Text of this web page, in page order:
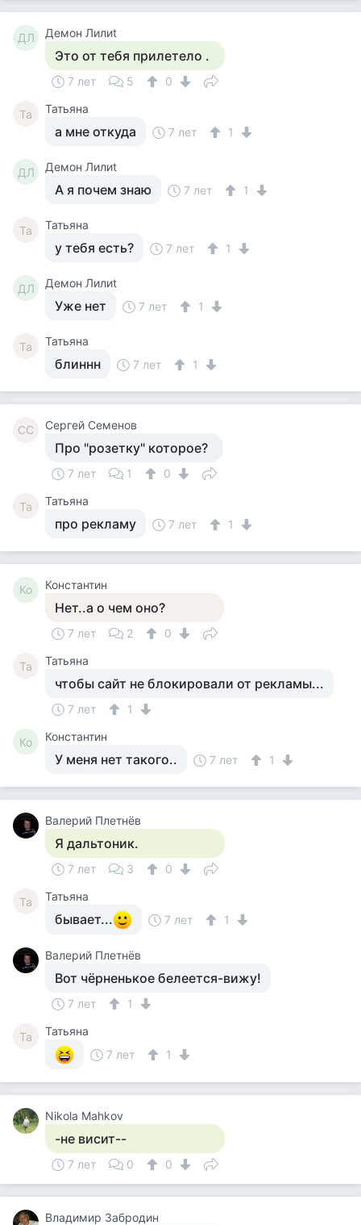
ДЛ Демон Лилиt
Это от тебя прилетело .
7 лет 5 0
Та Татьяна
а мне откуда 7 лет 1
ДЛ Демон Лилиt
А я почем знаю 7 лет 1
Та Татьяна
у тебя есть? 7 лет 1
ДЛ Демон Лилиt
Уже нет 7 лет 1
Та Татьяна
блиннн 7 лет 1
СС Сергей Семенов
Про "розетку" которое?
7 лет 1 0
Та Татьяна
про рекламу 7 лет 1
Ко Константин
Нет..а о чем оно?
7 лет 2 0
Та Татьяна
чтобы сайт не блокировали от рекламы...
7 лет 1
Ко Константин
У меня нет такого.. 7 лет 1
Валерий Плетнёв
Я дальтоник.
7 лет 3 0
Та Татьяна
бывает... 7 лет 1
Валерий Плетнёв
Вот чёрненькое белеется-вижу!
7 лет 1
Та
Татьяна
7 лет
1
Nikola Mahkov
-не висит--
7 лет 0 0
Владимир Забродин